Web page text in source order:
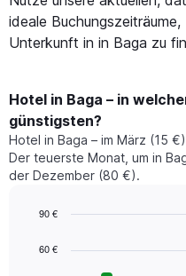
ideale
Unterkunft in in Baga zu
Hotel in Baga – in
günstigsten?
Hotel in Baga – im März (15
Der teuerste Monat, um in
der Dezember (80 €).
chart
graphic.
60 €
90 €